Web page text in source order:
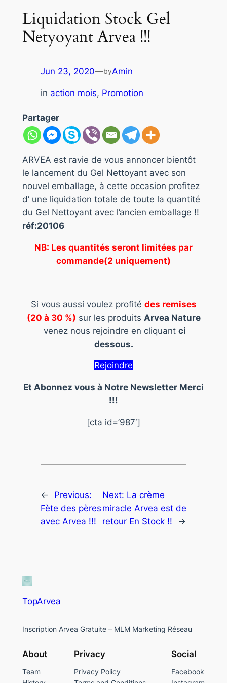
Liquidation Stock Gel
Netyoyant Arvea !!!
Jun 23, 2020—byAmin
in action mois, Promotion
Partager
ARVEA est ravie de vous annoncer bientôt
le lancement du Gel Nettoyant avec son
nouvel emballage, à cette occasion profitez
d’ une liquidation totale de toute la quantité
du Gel Nettoyant avec l’ancien emballage !!
réf:20106
NB: Les quantités seront limitées par
commande(2 uniquement)
Si vous aussi voulez profité des remises
(20 à 30 %) sur les produits Arvea Nature
venez nous rejoindre en cliquant ci
dessous.
Rejoindre
Et Abonnez vous à Notre Newsletter Merci
!!!
[cta id=’987′]
←
Previous:
Fète des pères
avec Arvea !!!
Next: La crème
miracle Arvea est de
retour En Stock !!
→
TopArvea
Inscription Arvea Gratuite – MLM Marketing Réseau
About
Team
Privacy
Privacy Policy
Social
Facebook